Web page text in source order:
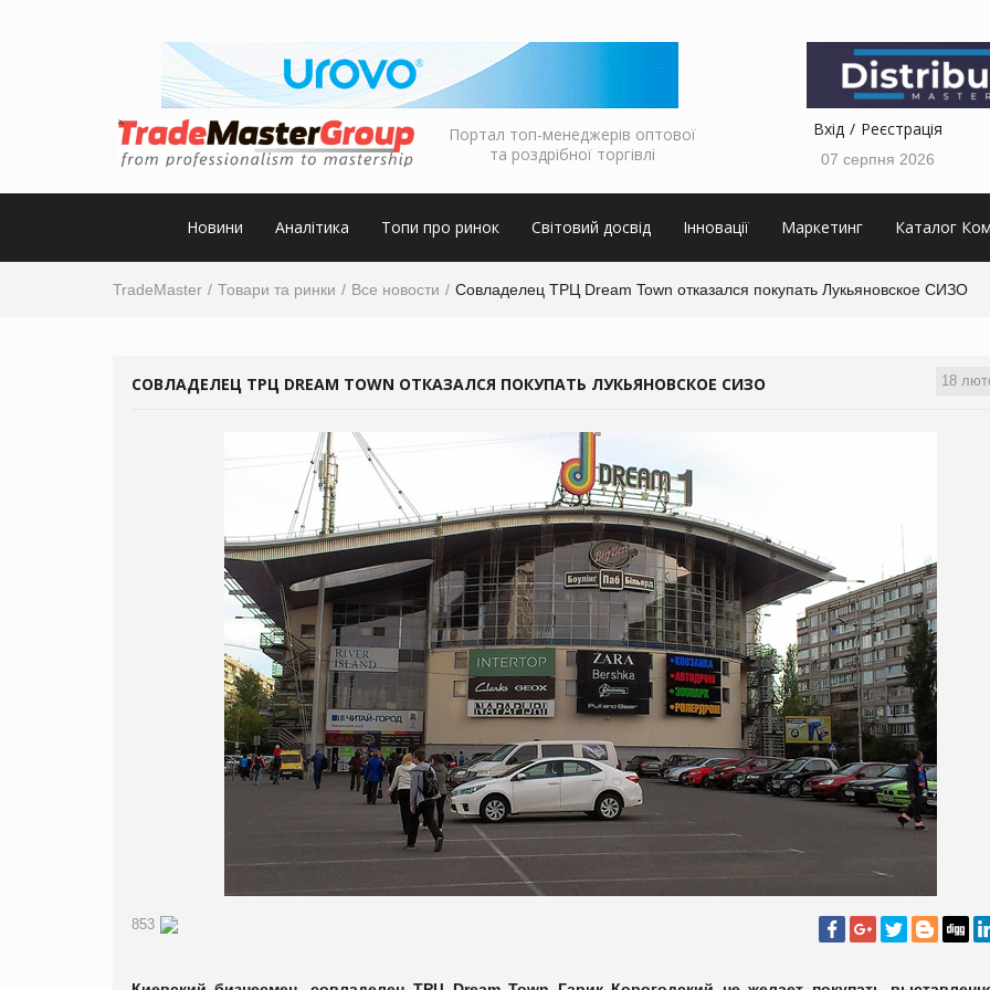
Портал топ-менеджерів оптової
та роздрібної торгівлі
Вхід Реєстрація
07 серпня 2026
Новини Аналітика Топи про ринок Світовий досвід Інновації Маркетинг Каталог
TradeMaster Товари та ринки Все новости Совладелец ТРЦ Dream Town отказался покупать Лукьяновское СИЗО
18
СОВЛАДЕЛЕЦ ТРЦ DREAM TOWN ОТКАЗАЛСЯ ПОКУПАТЬ ЛУКЬЯНОВСКОЕ СИЗО
853